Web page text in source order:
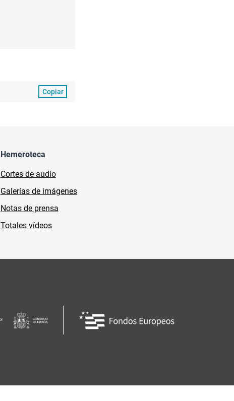
Copiar
Hemeroteca
Cortes de audio
Galerías de imágenes
Notas de prensa
Totales vídeos